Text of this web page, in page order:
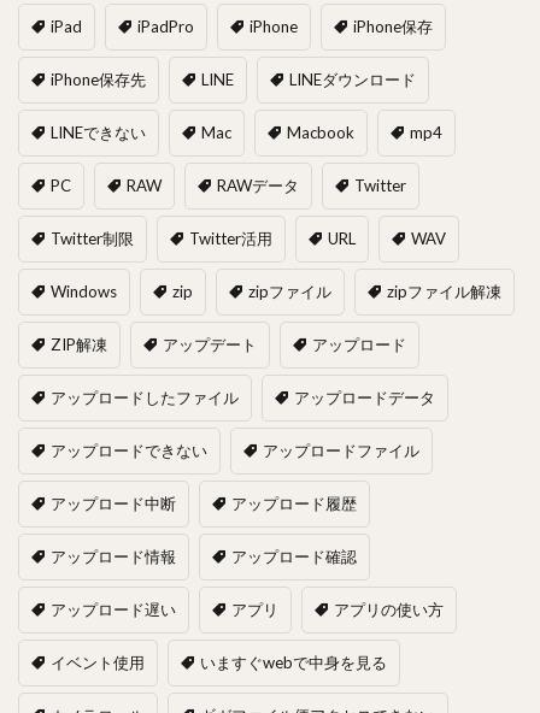
iPad iPadPro iPhone iPhone保存
iPhone保存先 LINE LINEダウンロード
LINEできない Mac Macbook mp4
PC RAW RAWデータ Twitter
Twitter制限 Twitter活用 URL WAV
Windows zip zipファイル zipファイル解凍
ZIP解凍 アップデート アップロード
アップロードしたファイル アップロードデータ
アップロードできない アップロードファイル
アップロード中断 アップロード履歴
アップロード情報 アップロード確認
アップロード遅い アプリ アプリの使い方
イベント使用 いますぐwebで中身を見る